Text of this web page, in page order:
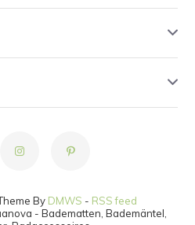
By DMWS - RSS feed
- Badematten, Bademäntel,